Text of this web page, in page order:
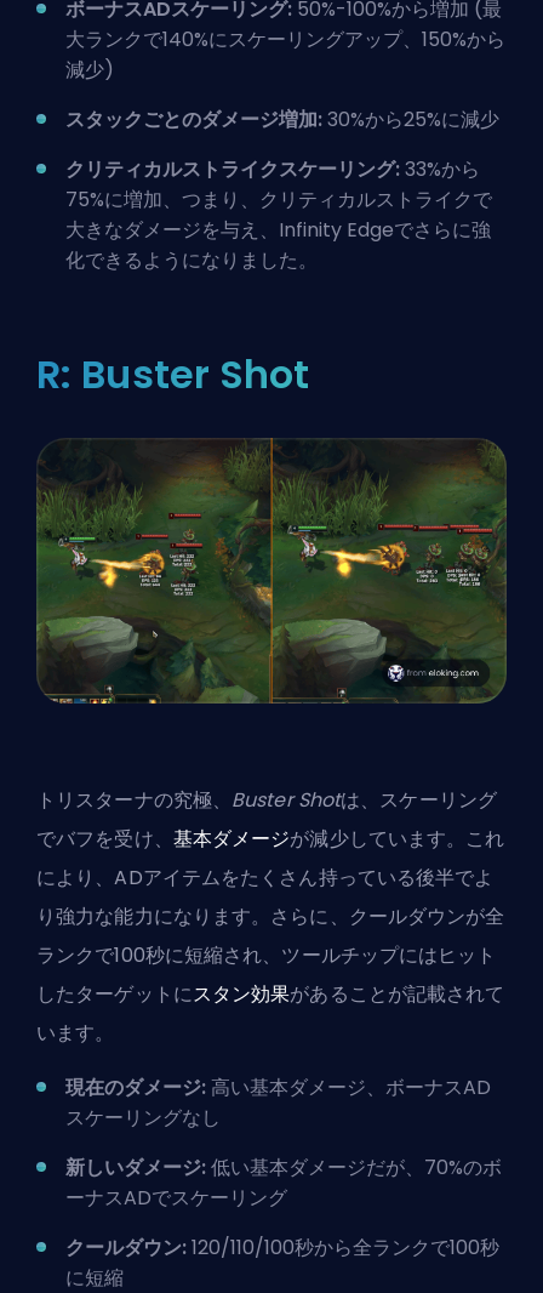
ボーナスADスケーリング: 50%-100%から増加 (最
大ランクで140%にスケーリングアップ、150%から
減少)
スタックごとのダメージ増加:30%から25%に減少
クリティカルストライクスケーリング:33%から
75%に増加、つまり、クリティカルストライクで
大きなダメージを与え、 Infinity Edgeでさらに強
化できるようになりました。
R: Buster Shot
トリスターナの究極、 Buster Shotは、スケーリング
でバフを受け、 基本ダメージが減少しています。これ
により、ADアイテムをたくさん持っている後半でよ
り強力な能力になります。さらに、クールダウンが全
ランクで100秒に短縮され、ツールチップにはヒット
したターゲットにスタン効果があることが記載されて
います。
現在のダメージ:高い基本ダメージ、ボーナスAD
スケーリングなし
新しいダメージ:低い基本ダメージだが、70%のボ
ーナスADでスケーリング
クールダウン:120/110/100秒から全ランクで100秒
に短縮